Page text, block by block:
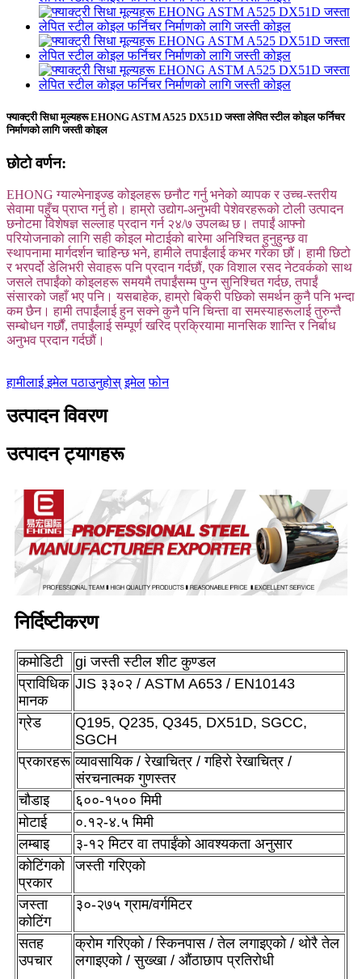
फ्याक्ट्री सिधा मूल्यहरू EHONG ASTM A525 DX51D जस्ता लेपित स्टील कोइल फर्निचर
निर्माणको लागि जस्ती कोइल
छोटो वर्णन:
EHONG ग्याल्भेनाइज्ड कोइलहरू छनौट गर्नु भनेको व्यापक र उच्च-स्तरीय
सेवामा पहुँच प्राप्त गर्नु हो। हाम्रो उद्योग-अनुभवी पेशेवरहरूको टोली उत्पादन
छनोटमा विशेषज्ञ सल्लाह प्रदान गर्न २४/७ उपलब्ध छ। तपाईं आफ्नो
परियोजनाको लागि सही कोइल मोटाईको बारेमा अनिश्चित हुनुहुन्छ वा
स्थापनामा मार्गदर्शन चाहिन्छ भने, हामीले तपाईंलाई कभर गरेका छौं। हामी छिटो
र भरपर्दो डेलिभरी सेवाहरू पनि प्रदान गर्दछौं, एक विशाल रसद नेटवर्कको साथ
जसले तपाईंको कोइलहरू समयमै तपाईंसम्म पुग्न सुनिश्चित गर्दछ, तपाईं
संसारको जहाँ भए पनि। यसबाहेक, हाम्रो बिक्री पछिको समर्थन कुनै पनि भन्दा
कम छैन। हामी तपाईंलाई हुन सक्ने कुनै पनि चिन्ता वा समस्याहरूलाई तुरुन्तै
सम्बोधन गर्छौं, तपाईंलाई सम्पूर्ण खरिद प्रक्रियामा मानसिक शान्ति र निर्बाध
अनुभव प्रदान गर्दछौं।
हामीलाई इमेल पठाउनुहोस् इमेल फोन
उत्पादन विवरण
उत्पादन ट्यागहरू
निर्दिष्टीकरण
कमोडिटी
gi जस्ती स्टील शीट कुण्डल
प्राविधिक
मानक
JIS ३३०२ / ASTM A653 / EN10143
ग्रेड
Q195, Q235, Q345, DX51D, SGCC,
SGCH
प्रकारहरू व्यावसायिक / रेखाचित्र / गहिरो रेखाचित्र /
संरचनात्मक गुणस्तर
चौडाइ
६००-१५०० मिमी
मोटाई
०.१२-४.५ मिमी
लम्बाइ
३-१२ मिटर वा तपाईंको आवश्यकता अनुसार
कोटिंगको
प्रकार
जस्ती गरिएको
जस्ता
कोटिंग
३०-२७५ ग्राम/वर्गमिटर
सतह
उपचार
क्रोम गरिएको / स्किनपास / तेल लगाइएको / थोरै तेल
लगाइएको / सुख्खा / औंठाछाप प्रतिरोधी